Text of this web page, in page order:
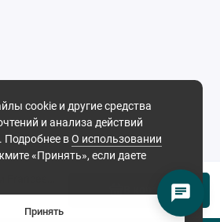
В корзину
cookie и другие средства
и анализа действий
Подробнее вО использовании
«Принять», если даете
Принять